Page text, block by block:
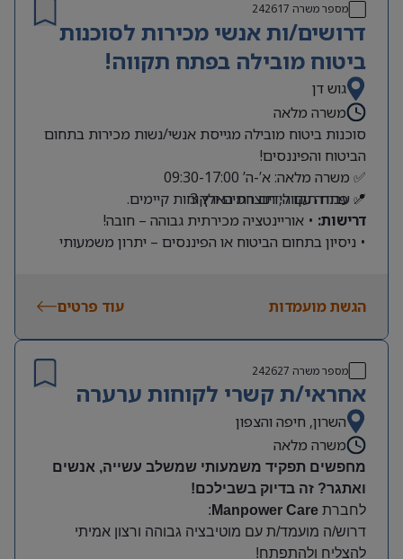
מספר משרה 242617
דרושים/ות אנשי מכירות לסוכנות
ביטוח מובילה בפתח תקווה!
גוש דן
משרה מלאה
סוכנות ביטוח מובילה מגייסת אנשי/נשות מכירות בתחום
הביטוח והפיננסים!
✅ משרה מלאה: א’-ה’ 09:30-17:00
📍 פתח תקווה, תוצרת הארץ 3
✅ עבודה עם לידים חמים ולקוחות קיימים.
דרישות: • אוריינטציה מכירתית גבוהה – חובה!
• ניסיון בתחום הביטוח או הפיננסים – יתרון משמעותי
הגשת מועמדות עוד פרטים
מספר משרה 242627
אחראי/ת קשרי לקוחות ערערה
השרון, חיפה והצפון
משרה מלאה
מחפשים תפקיד משמעותי שמשלב עשייה, אנשים
ואתגר? זה בדיוק בשבילכם!
לחברת Manpower Care
:
דרוש/ה מועמד/ת עם מוטיבציה גבוהה ורצון אמיתי
להצליח ולהתפתח!